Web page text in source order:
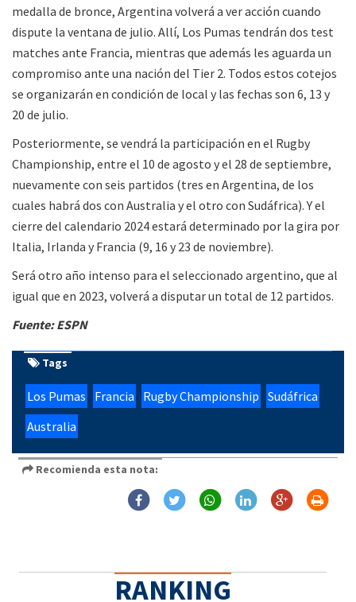
medalla de bronce, Argentina volverá a ver acción cuando
dispute la ventana de julio. Allí, Los Pumas tendrán dos test
matches ante Francia, mientras que además les aguarda un
compromiso ante una nación del Tier 2. Todos estos cotejos
se organizarán en condición de local y las fechas son 6, 13 y
20 de julio.
Posteriormente, se vendrá la participación en el Rugby
Championship, entre el 10 de agosto y el 28 de septiembre,
nuevamente con seis partidos (tres en Argentina, de los
cuales habrá dos con Australia y el otro con Sudáfrica). Y el
cierre del calendario 2024 estará determinado por la gira por
Italia, Irlanda y Francia (9, 16 y 23 de noviembre).
Será otro año intenso para el seleccionado argentino, que al
igual que en 2023, volverá a disputar un total de 12 partidos.
Fuente: ESPN
Tags
Los Pumas Francia Rugby Championship Sudáfrica
Australia
Recomienda esta nota:
RANKING